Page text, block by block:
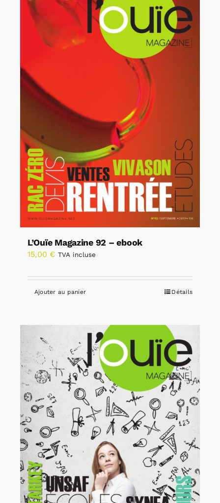
L’Ouïe Magazine 92 – ebook
15,00 € TVA incluse
Ajouter au panier Détails